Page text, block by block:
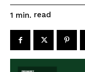
1 min. read